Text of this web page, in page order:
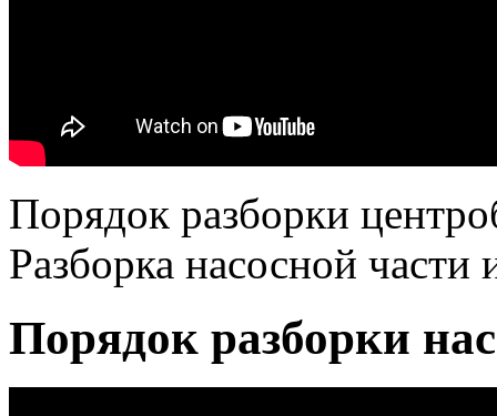
Порядок разборки
Разборка насосной части
Порядок разборки